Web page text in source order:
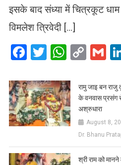
इसके बाद संध्या में चित्रकूट
विमलेश त्रिवेदी […]
Facebook
TwitterCopy
रामु जाइ बन राजु
के वनवास प्रसंग
अश्रुधारा
August 8,
Dr. Bhanu
​श्री राम को